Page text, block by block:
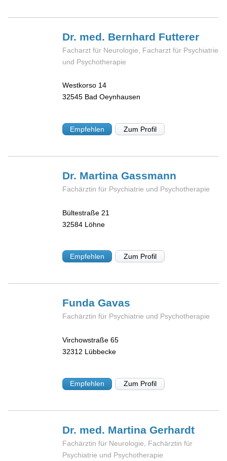
Dr. med. Bernhard Futterer
Facharzt für Neurologie, Facharzt für Psychiatrie
und Psychotherapie
Westkorso 14
32545 Bad Oeynhausen
Empfehlen Zum Profil
Dr. MartinaGassmann
Fachärztin für Psychiatrie und Psychotherapie
Bültestraße 21
32584 Löhne
Empfehlen Zum Profil
FundaGavas
Fachärztin für Psychiatrie und Psychotherapie
Virchowstraße 65
32312 Lübbecke
Empfehlen Zum Profil
Dr. med. MartinaGerhardt
Fachärztin für Neurologie, Fachärztin für
Psychiatrie und Psychotherapie